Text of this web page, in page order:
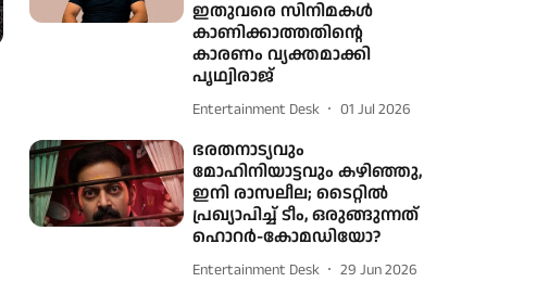
ഇതുവരെ സിനിമകൾ
കാണിക്കാത്തതിന്റെ
കാരണം വ്യക്തമാക്കി
പൃഥ്വിരാജ്
Entertainment Desk 01 Jul 2026
ഭരതനാട്യവും
മോഹിനിയാട്ടവും കഴിഞ്ഞു,
ഇനി രാസലീല; ടൈറ്റിൽ
പ്രഖ്യാപിച്ച് ടീം, ഒരുങ്ങുന്നത്
ഹൊറർ-കോമഡിയോ?
Entertainment Desk 29 Jun 2026